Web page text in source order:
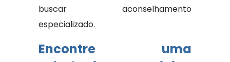
buscar aconselhamento
especializado.
Encontre uma